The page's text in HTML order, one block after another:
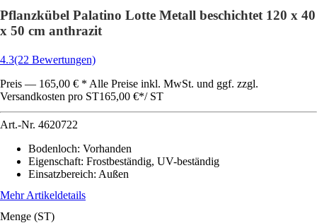
Pflanzkübel Palatino Lotte Metall beschichtet 120 x 40
x 50 cm anthrazit
4.3(22 Bewertungen)
Preis — 165,00 € * Alle Preise inkl. MwSt. und ggf. zzgl.
Versandkosten pro ST165,00 €*/ ST
Art.-Nr. 4620722
Bodenloch: Vorhanden
Eigenschaft: Frostbeständig, UV-beständig
Einsatzbereich: Außen
Mehr Artikeldetails
Menge (ST)